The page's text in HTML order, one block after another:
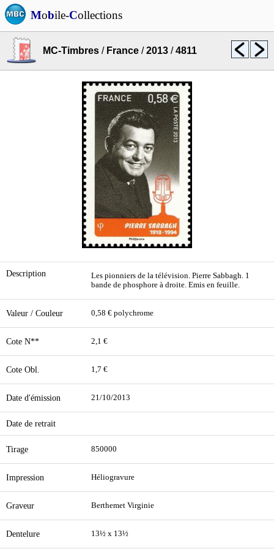
Mobile-Collections
MC-Timbres / France /2013 /4811
Description
Les pionniers de la télévision. Pierre Sabbagh. 1
bande de phosphore à droite. Emis en feuille.
Valeur / Couleur 0,58 € polychrome
Cote N** 2,1 €
Cote Obl. 1,7 €
Date d'émission 21/10/2013
Date de retrait
Tirage 850000
Impression Héliogravure
Graveur Berthemet Virginie
Dentelure 13½ x 13½